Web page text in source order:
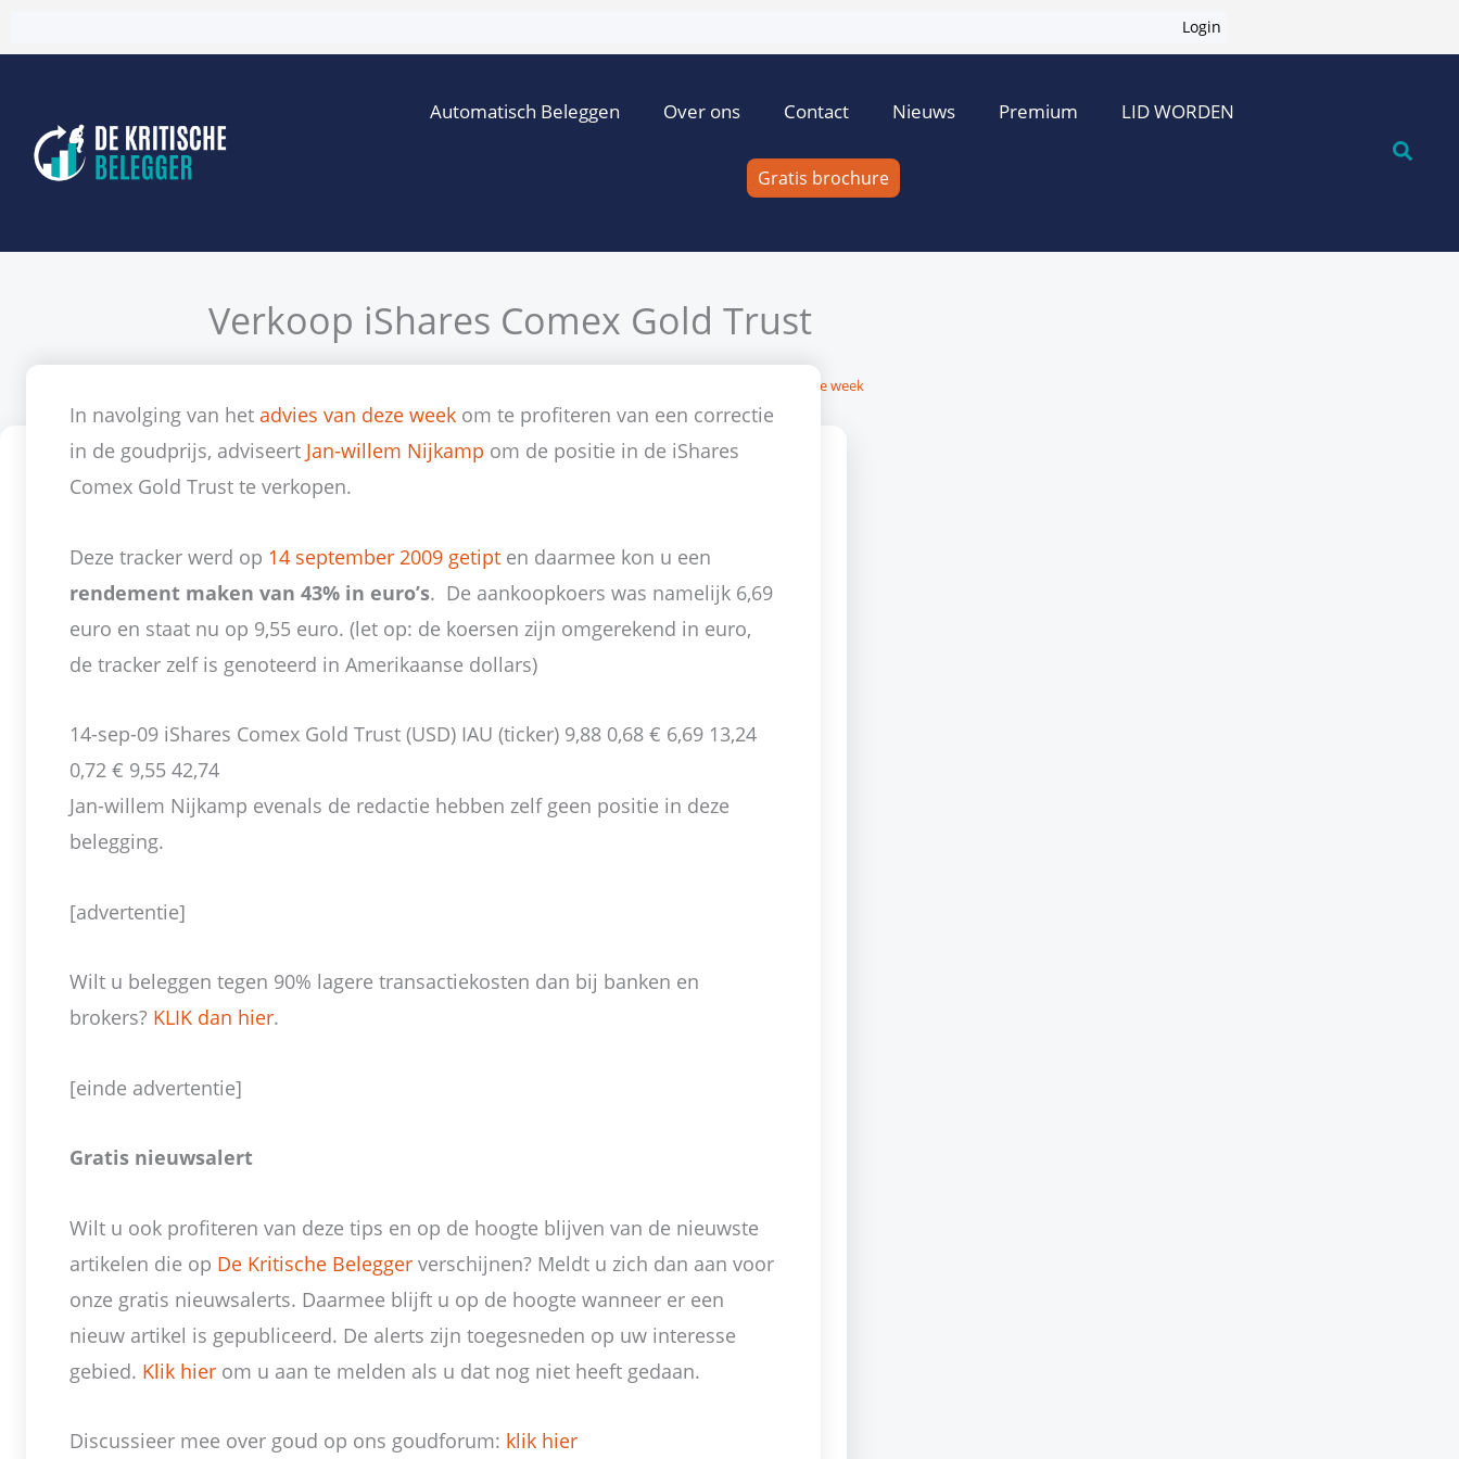
naar
inhoud
Login
Automatisch Beleggen Over ons Contact Nieuws Premium LID WORDEN
Gratis brochure
Verkoop iShares Comex Gold Trust
Tip van de week
In navolging van het advies van deze week om te profiteren van een correctie
in de goudprijs, adviseert Jan-willem Nijkamp om de positie in de iShares
Comex Gold Trust te verkopen.
Deze tracker werd op 14 september 2009 getipt en daarmee kon u een
rendement maken van 43% in euro’s. De aankoopkoers was namelijk 6,69
euro en staat nu op 9,55 euro. (let op: de koersen zijn omgerekend in euro,
de tracker zelf is genoteerd in Amerikaanse dollars)
14-sep-09 iShares Comex Gold Trust (USD) IAU (ticker) 9,88 0,68 € 6,69 13,24
0,72 € 9,55 42,74
Jan-willem Nijkamp evenals de redactie hebben zelf geen positie in deze
belegging.
[advertentie]
Wilt u beleggen tegen 90% lagere transactiekosten dan bij banken en
brokers? KLIK dan hier.
[einde advertentie]
Gratis nieuwsalert
Wilt u ook profiteren van deze tips en op de hoogte blijven van de nieuwste
artikelen die op De Kritische Belegger verschijnen? Meldt u zich dan aan voor
onze gratis nieuwsalerts. Daarmee blijft u op de hoogte wanneer er een
nieuw artikel is gepubliceerd. De alerts zijn toegesneden op uw interesse
gebied. Klik hier om u aan te melden als u dat nog niet heeft gedaan.
Discussieer mee over goud op ons goudforum: klik hier